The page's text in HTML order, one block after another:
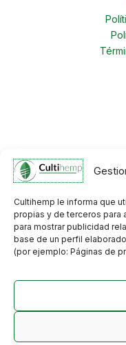
Cultihemp le informa que
propias y de terceros para
para mostrar publicidad
base de un perfil
(por ejemplo: Páginas de
C. Cam.